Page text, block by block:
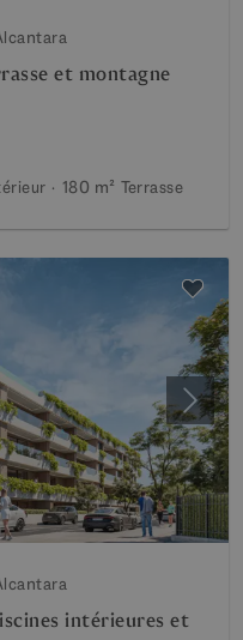
et montagne
180 m² Terrasse
intérieures et